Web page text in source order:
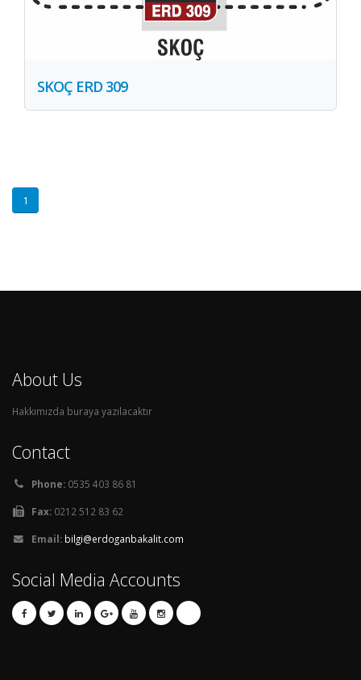
SKOÇ ERD 309
1
About Us
Hakkımızda buraya yazılacaktır
Contact
Phone: 0535 403 86 81
Fax: 0212 512 83 62
Email: bilgi@erdoganbakalit.com
Social Media Accounts